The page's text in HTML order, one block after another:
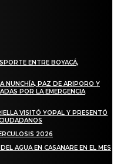
ENTRE BOYACÁ,
NUNCHÍA, PAZ DE ARIPORO Y
POR LA EMERGENCIA
VISITÓ YOPAL Y PRESENTÓ
2026
AGUA EN CASANARE EN EL MES